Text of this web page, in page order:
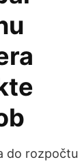
do rozpočtu